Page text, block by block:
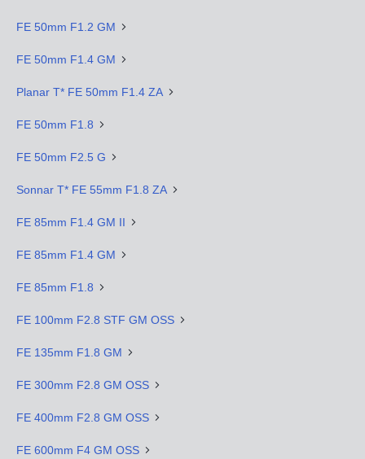
FE 50mm F1.2 GM
FE 50mm F1.4 GM
Planar T* FE 50mm F1.4 ZA
FE 50mm F1.8
FE 50mm F2.5 G
Sonnar T* FE 55mm F1.8 ZA
FE 85mm F1.4 GM II
FE 85mm F1.4 GM
FE 85mm F1.8
FE 100mm F2.8 STF GM OSS
FE 135mm F1.8 GM
FE 300mm F2.8 GM OSS
FE 400mm F2.8 GM OSS
FE 600mm F4 GM OSS